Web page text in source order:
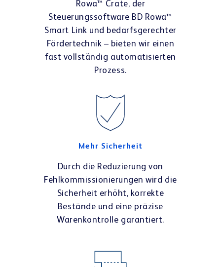
Rowa™ Crate, der
Steuerungssoftware BD Rowa™
Smart Link und bedarfsgerechter
Fördertechnik – bieten wir einen
fast vollständig automatisierten
Prozess.
Mehr Sicherheit
Durch die Reduzierung von
Fehlkommissionierungen wird die
Sicherheit erhöht, korrekte
Bestände und eine präzise
Warenkontrolle garantiert.